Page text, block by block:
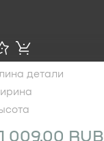
1 009.00 RUB
детали